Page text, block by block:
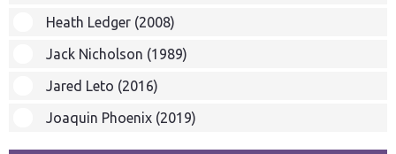
Heath Ledger (2008)
Jack Nicholson (1989)
Jared Leto (2016)
Joaquin Phoenix (2019)